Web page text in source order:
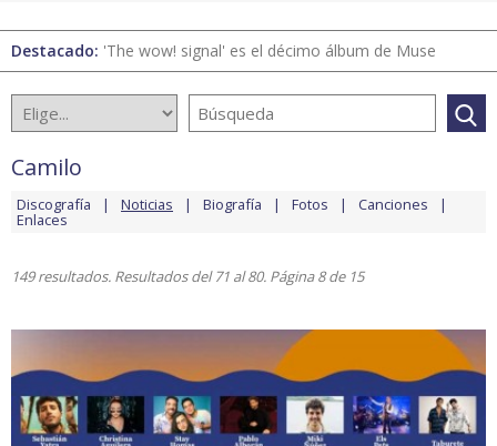
Destacado: 'The wow! signal' es el décimo álbum de Muse
Camilo
Discografía Noticias Biografía Fotos Canciones
Enlaces
149 resultados. Resultados del 71 al 80. Página 8 de 15